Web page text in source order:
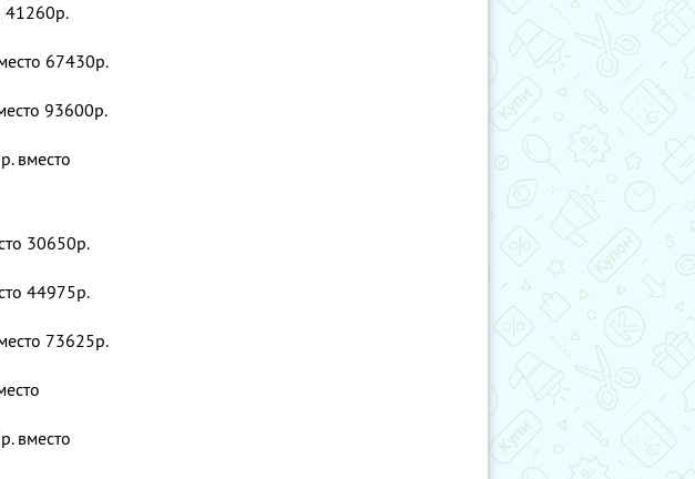
41260р.
67430р.
93600р.
вместо
30650р.
44975р.
73625р.
вместо